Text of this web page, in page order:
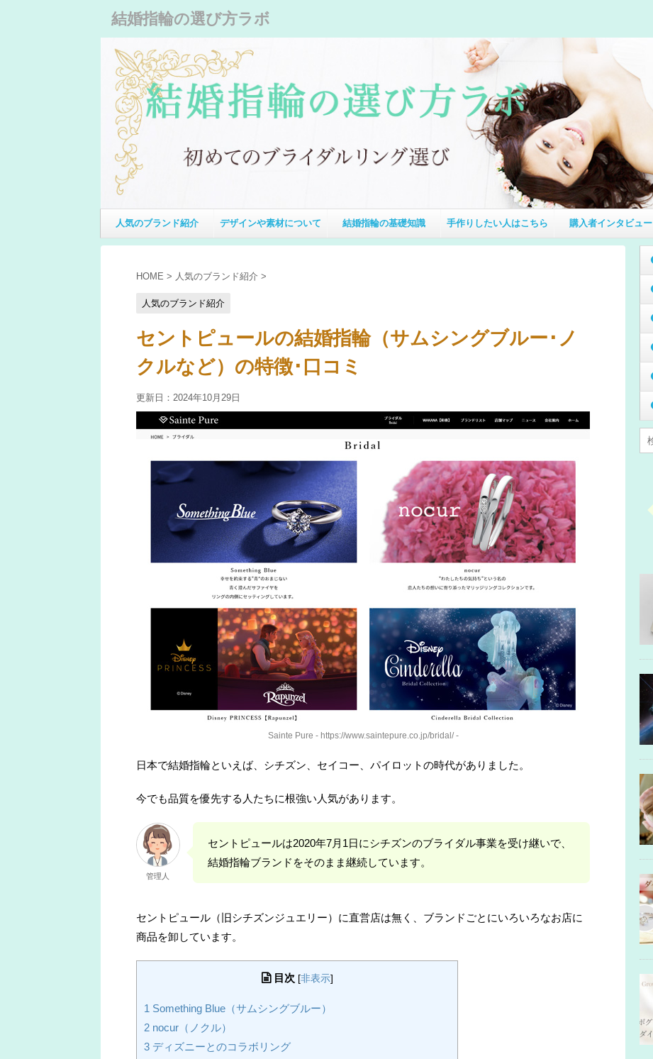
結婚指輪の選び方ラボ
人気のブランド紹介 デザインや素材について 結婚指輪の基礎知識 手作りしたい人はこちら 購入者インタビュー
HOME > 人気のブランド紹介 >
人気のブランド紹介
セントピュールの結婚指輪（サムシングブルー･ノ
クルなど）の特徴･口コミ
更新日： 2024年10月29日
Sainte Pure - https://www.saintepure.co.jp/bridal/ -
日本で結婚指輪といえば、シチズン、セイコー、パイロットの時代がありました。
今でも品質を優先する人たちに根強い人気があります。
管理人
セントピュールは2020年7月1日にシチズンのブライダル事業を受け継いで、
結婚指輪ブランドをそのまま継続しています。
セントピュール（旧シチズン​ジュエリー）に直営店は無く、ブランドごとにいろいろなお店に
商品を卸しています。
目次 [非表示]
1 Something Blue（サムシングブルー）
2 nocur（ノクル）
3 ディズニーとのコラボリング